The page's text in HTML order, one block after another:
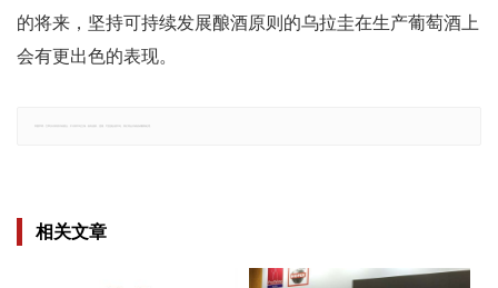
的将来，坚持可持续发展酿酒原则的乌拉圭在生产葡萄酒上
会有更出色的表现。
相关文章